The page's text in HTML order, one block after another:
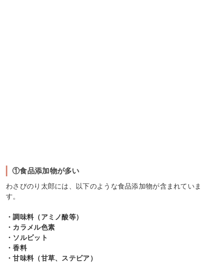
①食品添加物が多い
わさびのり太郎には、以下のような食品添加物が含まれていま
す。
・調味料（アミノ酸等）
・カラメル色素
・ソルビット
・香料
・甘味料（甘草、ステビア）